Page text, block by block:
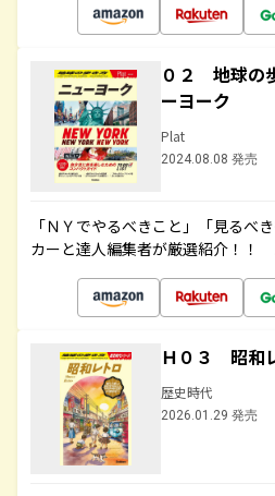
０２ 地球の
ーヨーク
Plat
2024.08.08 発売
「ＮＹでやるべきこと」「見るべ
カーと達人編集者が厳選紹介！！
Ｈ０３ 昭和
歴史時代
2026.01.29 発売